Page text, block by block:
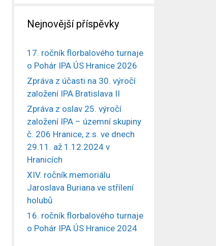
Nejnovější příspěvky
17. ročník florbalového turnaje
o Pohár IPA ÚS Hranice 2026
Zpráva z účasti na 30. výročí
založení IPA Bratislava II
Zpráva z oslav 25. výročí
založení IPA – územní skupiny
č. 206 Hranice, z.s. ve dnech
29.11. až 1.12.2024 v
Hranicích
XIV. ročník memoriálu
Jaroslava Buriana ve střílení
holubů
16. ročník florbalového turnaje
o Pohár IPA ÚS Hranice 2024